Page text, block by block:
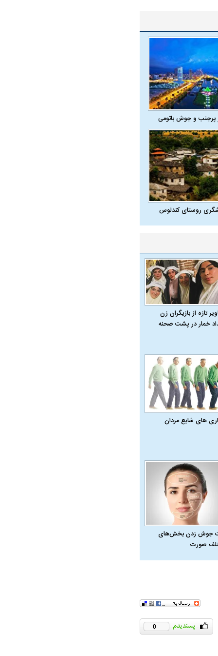
و جوش باتومی
روستای کندلوس
تازه از بازیگران زن
خمار در پشت صحنه
های شایع مردان
جوش زدن بخش‌های
صورت
0
در دوران قاجار چگونه
مردی که سر خم نکرد؟ | غلامرضا تختی و
حکومت پهلوی